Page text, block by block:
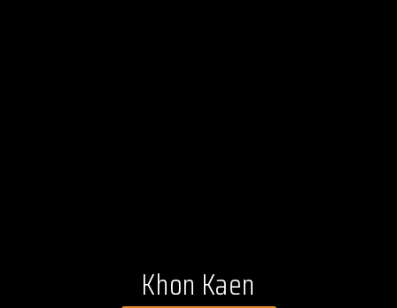
Khon Kaen